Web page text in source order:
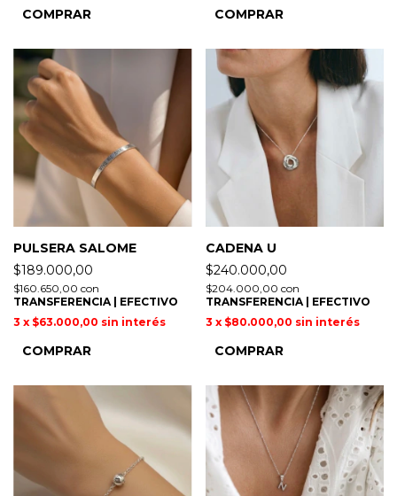
COMPRAR COMPRAR
PULSERA SALOME
$189.000,00
$160.650,00 con
TRANSFERENCIA | EFECTIVO
3 x $63.000,00 sin interés
COMPRAR
CADENA U
$240.000,00
$204.000,00 con
TRANSFERENCIA | EFECTIVO
3 x $80.000,00 sin interés
COMPRAR